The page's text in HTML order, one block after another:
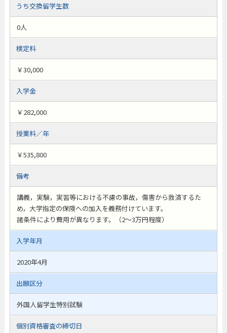
うち交換留学生数
0人
検定料
￥30,000
入学金
￥282,000
授業料／年
￥535,800
備考
講義，実験，実習等における不慮の事故，傷害から救済するた
め，大学指定の保険への加入を義務付けています。
諸条件により費用が異なります。（2～3万円程度）
入学年月
2020年4月
出願区分
外国人留学生特別試験
個別資格審査の締切日